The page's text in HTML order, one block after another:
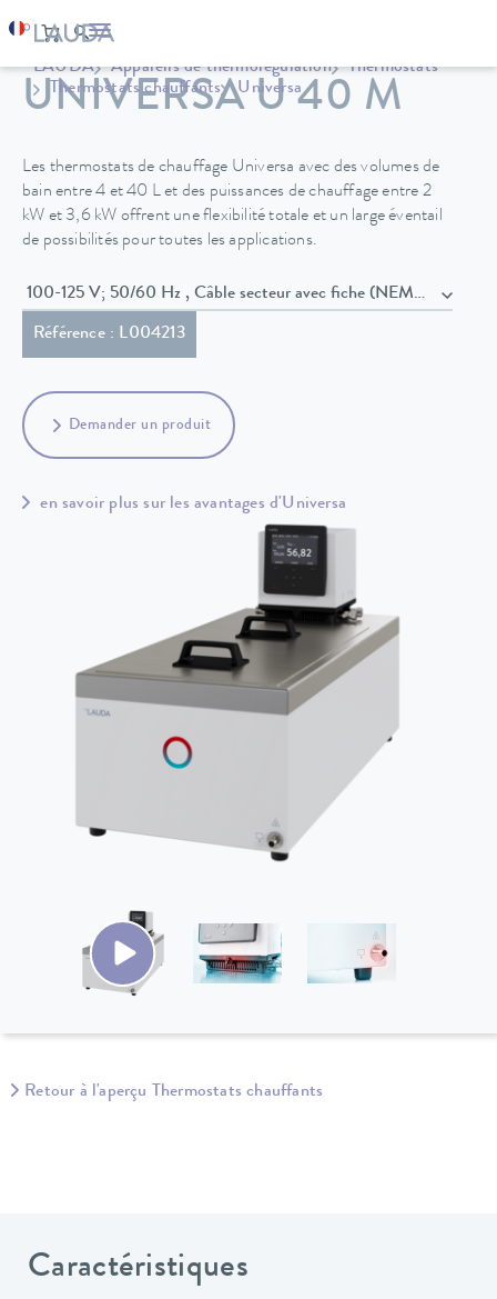
LAUDA Appareils de thermorégulation
Thermostats
Thermostats chauffants
Universa
UNIVERSA U 40 M
Les thermostats de chauffage Universa avec des volumes de
bain entre 4 et 40 L et des puissances de chauffage entre 2
kW et 3,6 kW offrent une flexibilité totale et un large éventail
de possibilités pour toutes les applications.
100-125 V; 50/60 Hz , Câble secteur avec fiche (NEMA 5-20P)
Référence : L004213
Demander un produit
en savoir plus sur les avantages d'Universa
Retour à l'aperçu Thermostats chauffants
Caractéristiques